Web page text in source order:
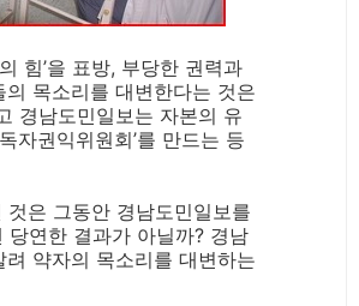
힘’을 표방, 부당한 권력과
목소리를 대변한다는 것은
경남도민일보는 자본의 유
자권익위원회’를 만드는 등
은 그동안 경남도민일보를
연한 결과가 아닐까? 경남
약자의 목소리를 대변하는